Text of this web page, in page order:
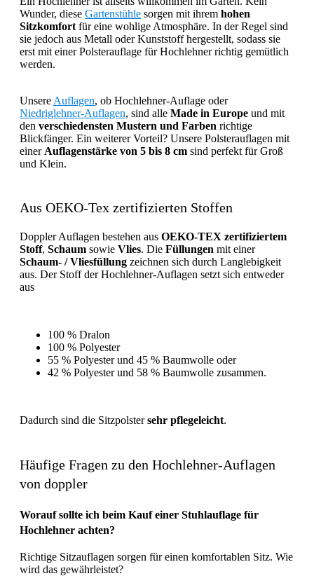
Wunder, diese Gartenstühle sorgen mit ihrem hohen
Sitzkomfort für eine wohlige Atmosphäre. In der Regel sind
sie jedoch aus Metall oder Kunststoff hergestellt, sodass sie
erst mit einer Polsterauflage für Hochlehner richtig gemütlich
werden.
Unsere Auflagen, ob Hochlehner-Auflage oder
Niedriglehner-Auflagen, sind alle Made in Europe und mit
den verschiedensten Mustern und Farben richtige
Blickfänger. Ein weiterer Vorteil? Unsere Polsterauflagen mit
einer Auflagenstärke von 5 bis 8 cm sind perfekt für Groß
und Klein.
Aus OEKO-Tex zertifizierten Stoffen
Doppler Auflagen bestehen aus OEKO-TEX zertifiziertem
Stoff, Schaum sowie Vlies. Die Füllungen mit einer
Schaum- / Vliesfüllung zeichnen sich durch Langlebigkeit
aus. Der Stoff der Hochlehner-Auflagen setzt sich entweder
aus
100 % Dralon
100 % Polyester
55 % Polyester und 45 % Baumwolle oder
42 % Polyester und 58 % Baumwolle zusammen.
Dadurch sind die Sitzpolstersehr pflegeleicht.
Häufige Fragen zu den Hochlehner-Auflagen
von doppler
Worauf sollte ich beim Kauf einer Stuhlauflage für
Hochlehner achten?
Richtige Sitzauflagen sorgen für einen komfortablen Sitz. Wie
wird das gewährleistet?